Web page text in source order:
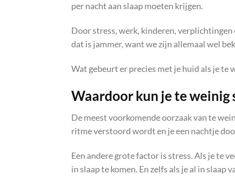
per nacht aan slaap moeten krijgen.
Door stress, werk, kinderen,
dat is jammer, want we zijn allemaal wel
Wat gebeurt er precies met je huid als je te
Waardoor kun je te weinig
De meest voorkomende oorzaak van te
ritme verstoord wordt en je een nachtje
Een andere grote factor is stress. Als je te
in slaap te komen. En zelfs als je al in slaap